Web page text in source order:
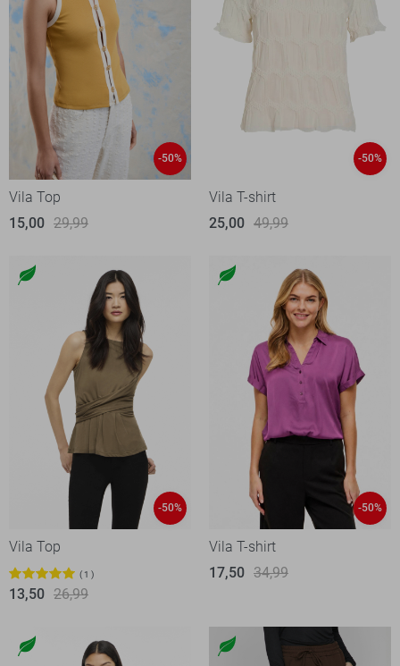
-50%
Vila Top
15,00 29,99
-50%
Vila T-shirt
25,00 49,99
-50%
Vila Top
1
13,50 26,99
-50%
Vila T-shirt
17,50 34,99